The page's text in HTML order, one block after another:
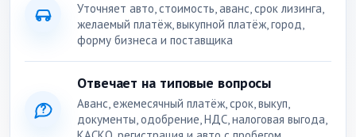
Уточняет авто, стоимость, аванс, срок лизинга,
желаемый платёж, выкупной платёж, город,
форму бизнеса и поставщика
Отвечает на типовые вопросы
Аванс, ежемесячный платёж, срок, выкуп,
документы, одобрение, НДС, налоговая выгода,